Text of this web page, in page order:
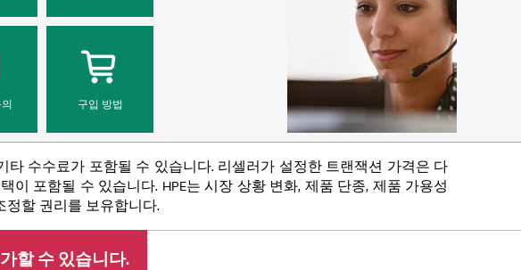
구입 방법
수수료가 포함될 수 있습니다. 리셀러가 설정한 트랜잭션 가격은 다
포함될 수 있습니다. HPE는 시장 상황 변화, 제품 단종, 제품 가용성
정할 권리를 보유합니다.
할 수 있습니다.